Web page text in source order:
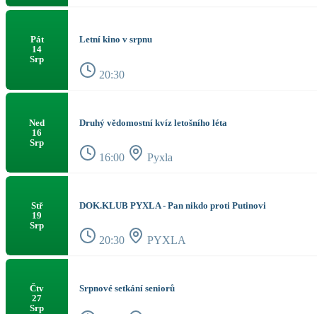
Pát
14
Srp
Letní kino v srpnu
20:30
Ned
16
Srp
Druhý vědomostní kvíz letošního léta
16:00 Pyxla
Stř
19
Srp
DOK.KLUB PYXLA - Pan nikdo proti Putinovi
20:30 PYXLA
Čtv
27
Srp
Srpnové setkání seniorů